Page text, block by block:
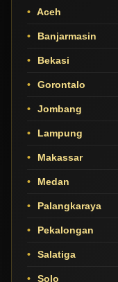
Aceh
Banjarmasin
Bekasi
Gorontalo
Jombang
Lampung
Makassar
Medan
Palangkaraya
Pekalongan
Salatiga
Solo